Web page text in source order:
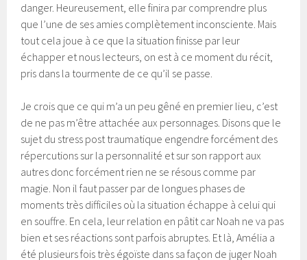
danger. Heureusement, elle finira par comprendre plus
que l’une de ses amies complètement inconsciente. Mais
tout cela joue à ce que la situation finisse par leur
échapper et nous lecteurs, on est à ce moment du récit,
pris dans la tourmente de ce qu’il se passe.
Je crois que ce qui m’a un peu gêné en premier lieu, c’est
de ne pas m’être attachée aux personnages. Disons que le
sujet du stress post traumatique engendre forcément des
répercutions sur la personnalité et sur son rapport aux
autres donc forcément rien ne se résous comme par
magie. Non il faut passer par de longues phases de
moments très difficiles où la situation échappe à celui qui
en souffre. En cela, leur relation en pâtit car Noah ne va pas
bien et ses réactions sont parfois abruptes. Et là, Amélia a
été plusieurs fois très égoïste dans sa façon de juger Noah